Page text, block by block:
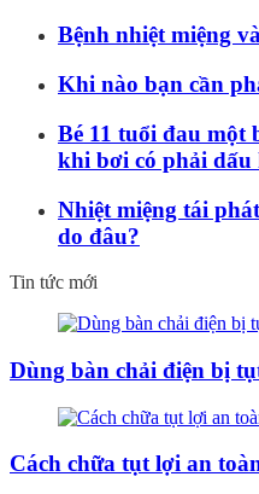
Bệnh nhiệt miệng
Khi nào bạn cần
Bé 11 tuổi đau một
khi bơi có phải dấu
Nhiệt miệng tái
do đâu?
Tin tức mới
Dùng bàn chải điện bị
Cách chữa tụt lợi an